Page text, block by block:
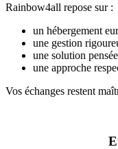
Rainbow4all repose sur :
un hébergement
une gestion
une solution
une approche
Vos échanges restent